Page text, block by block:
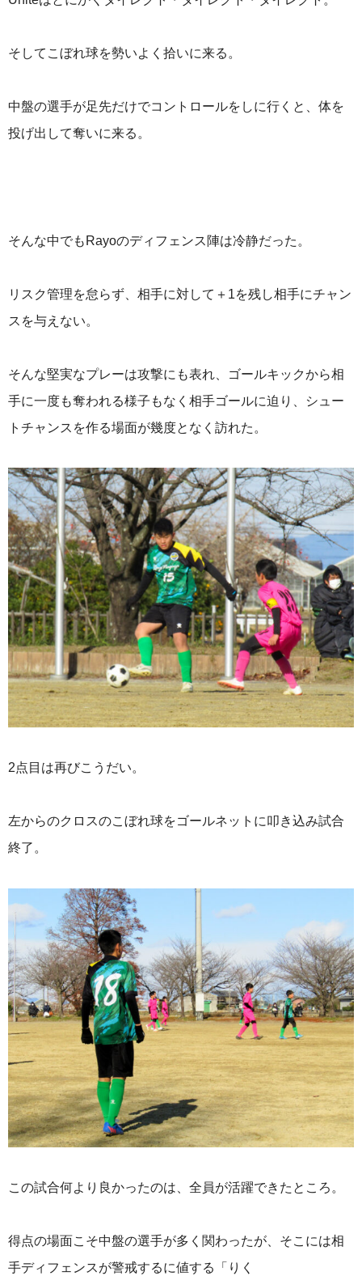
そしてこぼれ球を勢いよく拾いに来る。
中盤の選手が足先だけでコントロールをしに行くと、体を
投げ出して奪いに来る。
そんな中でもRayoのディフェンス陣は冷静だった。
リスク管理を怠らず、相手に対して＋1を残し相手にチャン
スを与えない。
そんな堅実なプレーは攻撃にも表れ、ゴールキックから相
手に一度も奪われる様子もなく相手ゴールに迫り、シュー
トチャンスを作る場面が幾度となく訪れた。
2点目は再びこうだい。
左からのクロスのこぼれ球をゴールネットに叩き込み試合
終了。
この試合何より良かったのは、全員が活躍できたところ。
得点の場面こそ中盤の選手が多く関わったが、そこには相
手ディフェンスが警戒するに値する「りく